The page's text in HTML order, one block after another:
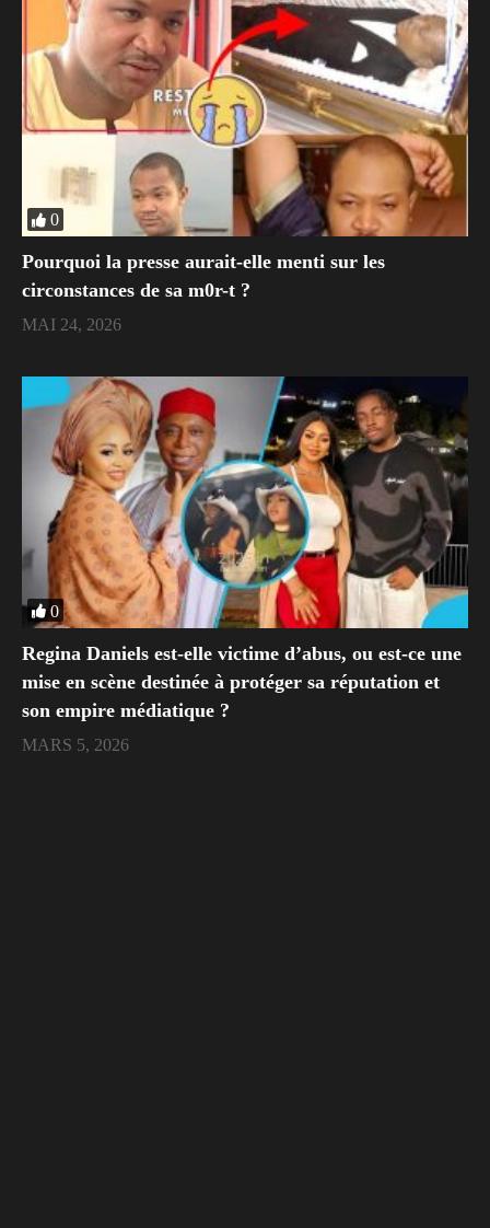
0
Pourquoi la presse aurait-elle menti sur les
circonstances de sa m0r-t ?
MAI 24, 2026
0
Regina Daniels est‑elle victime d’abus, ou est‑ce une
mise en scène destinée à protéger sa réputation et
son empire médiatique ?
MARS 5, 2026